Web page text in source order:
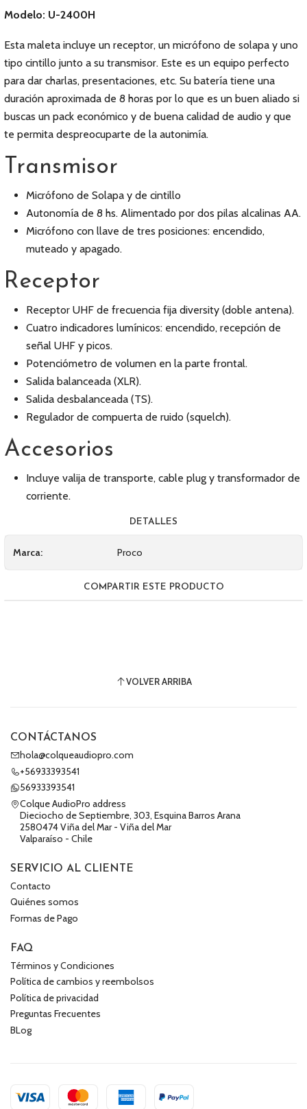
Modelo: U-2400H
Esta maleta incluye un receptor, un micrófono de solapa y uno
tipo cintillo junto a su transmisor. Este es un equipo perfecto
para dar charlas, presentaciones, etc. Su batería tiene una
duración aproximada de 8 horas por lo que es un buen aliado si
buscas un pack económico y de buena calidad de audio y que
te permita despreocuparte de la autonimía.
Transmisor
Micrófono de Solapa y de cintillo
Autonomía de 8 hs. Alimentado por dos pilas alcalinas AA.
Micrófono con llave de tres posiciones: encendido,
muteado y apagado.
Receptor
Receptor UHF de frecuencia fija diversity (doble antena).
Cuatro indicadores lumínicos: encendido, recepción de
señal UHF y picos.
Potenciómetro de volumen en la parte frontal.
Salida balanceada (XLR).
Salida desbalanceada (TS).
Regulador de compuerta de ruido (squelch).
Accesorios
Incluye valija de transporte, cable plug y transformador de
corriente.
DETALLES
Marca: Proco
COMPARTIR ESTE PRODUCTO
VOLVER ARRIBA
CONTÁCTANOS
hola@colqueaudiopro.com
+56933393541
56933393541
Colque AudioPro address
Dieciocho de Septiembre, 303, Esquina Barros Arana
2580474 Viña del Mar - Viña del Mar
Valparaíso - Chile
SERVICIO AL CLIENTE
Contacto
Quiénes somos
Formas de Pago
FAQ
Términos y Condiciones
Política de cambios y reembolsos
Política de privacidad
Preguntas Frecuentes
BLog